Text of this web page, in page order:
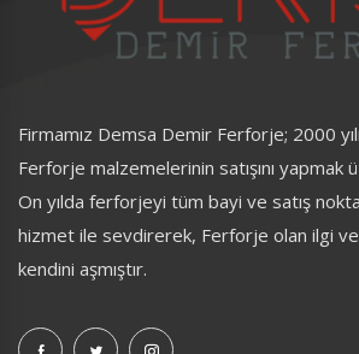
Firmamız Demsa Demir Ferforje; 2000
Ferforje malzemelerinin satışını
On yılda ferforjeyi tüm bayi ve satış
hizmet ile sevdirerek, Ferforje olan ilgi ve
kendini aşmıştır.